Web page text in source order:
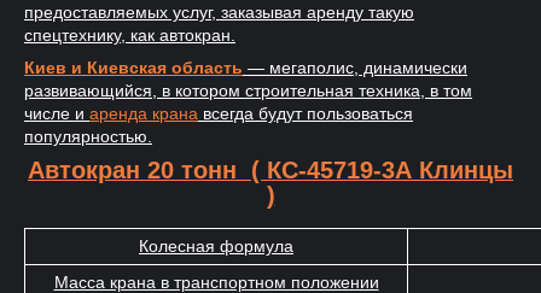
предоставляемых услуг, заказывая аренду такую
спецтехнику, как автокран.
Киев и Киевская область ― мегаполис, динамически
развивающийся, в котором строительная техника, в том
числе и аренда крана всегда будут пользоваться
популярностью.
Автокран 20 тонн ( КС-45719-3А Клинцы
)
Колесная формула
Масса крана в транспортном положении